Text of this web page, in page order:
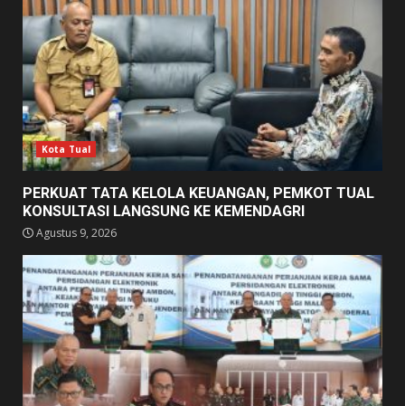
Kota Tual
PERKUAT TATA KELOLA KEUANGAN, PEMKOT TUAL
KONSULTASI LANGSUNG KE KEMENDAGRI
Agustus 9, 2026